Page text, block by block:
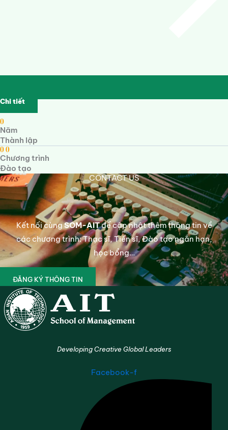
Chi tiết
0
Năm
Thành lập
00
Chương trình
Đào tạo
CONTACT US
Kết nối cùngSOM-AITđể cập nhật thêm thông tin về
các chương trình: Thạc sĩ, Tiến sĩ, Đào tạo ngắn hạn,
học bổng…
ĐĂNG KÝ THÔNG TIN
Developing Creative Global Leaders
Facebook-f